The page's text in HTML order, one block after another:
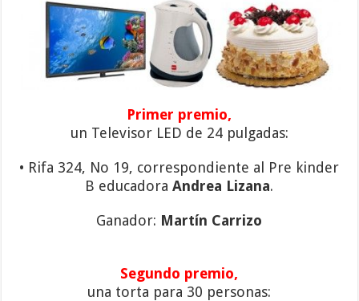
Primer premio,
un Televisor LED de 24 pulgadas:
• Rifa 324, No 19, correspondiente al Pre kinder
B educadoraAndrea Lizana.
Ganador: Martín Carrizo
Segundo premio,
una torta para 30 personas: